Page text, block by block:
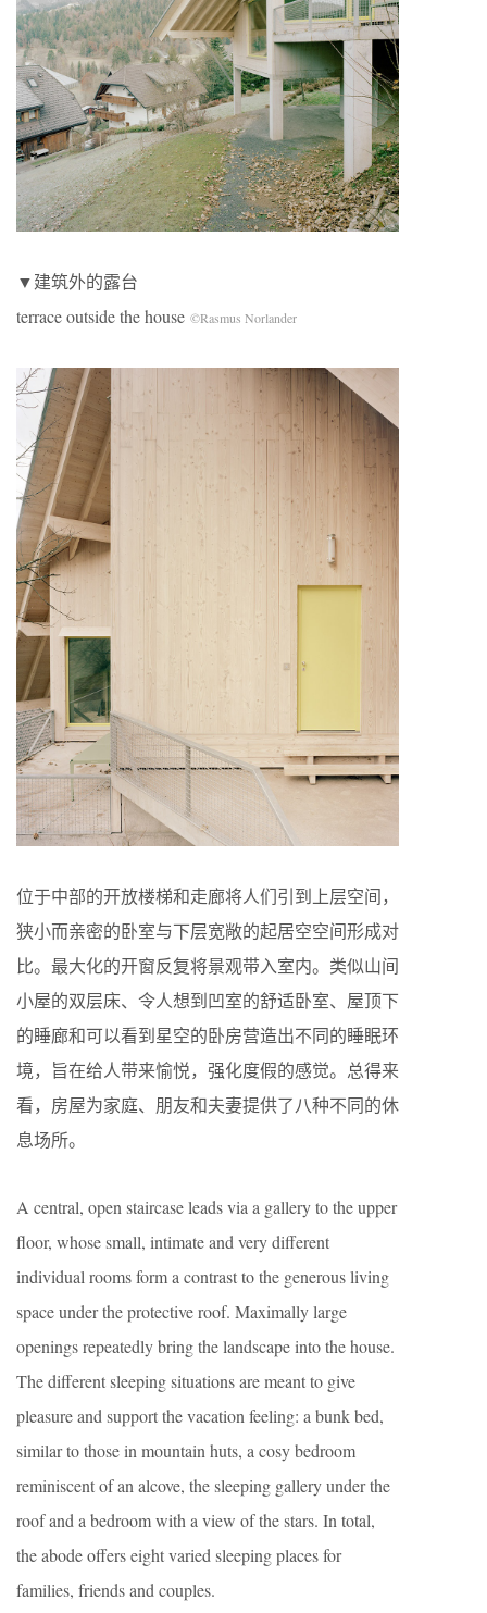
▼建筑外的露台
terrace outside the house ©Rasmus Norlander
位于中部的开放楼梯和走廊将人们引到上层空间，
狭小而亲密的卧室与下层宽敞的起居空空间形成对
比。最大化的开窗反复将景观带入室内。类似山间
小屋的双层床、令人想到凹室的舒适卧室、屋顶下
的睡廊和可以看到星空的卧房营造出不同的睡眠环
境，旨在给人带来愉悦，强化度假的感觉。总得来
看，房屋为家庭、朋友和夫妻提供了八种不同的休
息场所。
A central, open staircase leads via a gallery to the upper
floor, whose small, intimate and very different
individual rooms form a contrast to the generous living
space under the protective roof. Maximally large
openings repeatedly bring the landscape into the house.
The different sleeping situations are meant to give
pleasure and support the vacation feeling: a bunk bed,
similar to those in mountain huts, a cosy bedroom
reminiscent of an alcove, the sleeping gallery under the
roof and a bedroom with a view of the stars. In total,
the abode offers eight varied sleeping places for
families, friends and couples.